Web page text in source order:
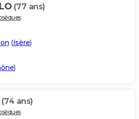
(77 ans)
(Isère)
)
(74 ans)